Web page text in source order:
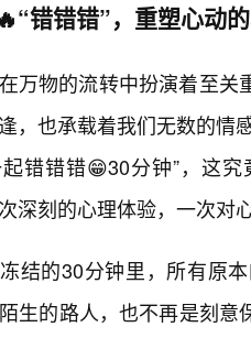
错错错”，重塑心动
万物的流转中扮演着至
，也承载着我们无数的情
错错错😁30分钟”，这
深刻的心理体验，一次对
结的30分钟里，所有原
生的路人，也不再是刻